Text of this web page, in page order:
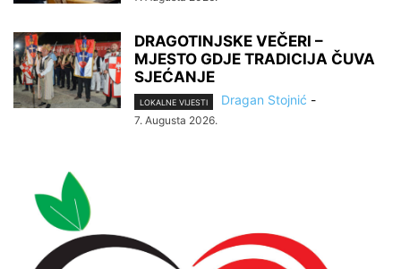
DRAGOTINJSKE VEČERI –
MJESTO GDJE TRADICIJA ČUVA
SJEĆANJE
LOKALNE VIJESTI Dragan Stojnić -
7. Augusta 2026.